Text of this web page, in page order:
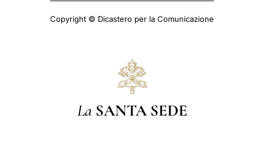
Copyright © Dicastero per la Comunicazione
La SANTA SEDE